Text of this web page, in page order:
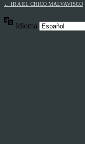
← IR A EL CHICO MALVAVISCO
Idioma